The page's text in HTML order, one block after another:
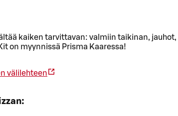
kaiken tarvittavan: valmiin taikinan, jauhot,
on myynnissä Prisma Kaaressa!
välilehteen